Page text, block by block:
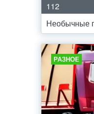
112
Необычные
РАЗНОЕ